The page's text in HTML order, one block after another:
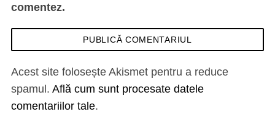
comentez.
Acest site folosește Akismet pentru a reduce
spamul. Află cum sunt procesate datele
comentariilor tale.